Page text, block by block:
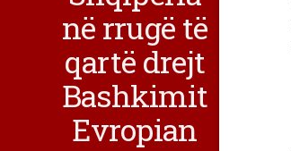
në rrugë të
qartë drejt
Bashkimit
Evropian